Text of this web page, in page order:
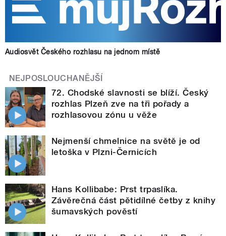
Audiosvět Českého rozhlasu na jednom místě
NEJPOSLOUCHANĚJŠÍ
72. Chodské slavnosti se blíží. Český
rozhlas Plzeň zve na tři pořady a
rozhlasovou zónu u věže
Nejmenší chmelnice na světě je od
letoška v Plzni-Černicích
Hans Kollibabe: Prst trpaslíka.
Závěrečná část pětidílné četby z knihy
šumavských pověstí